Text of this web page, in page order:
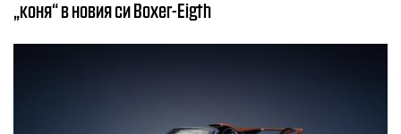
„коня“ в новия си Boxer-Eigth